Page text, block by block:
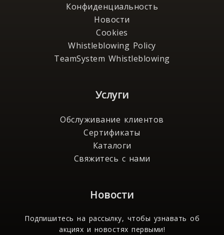
Конфиденциальность
Новости
Cookies
Whistleblowing Policy
TeamSystem Whistleblowing
Услуги
Обслуживание клиентов
Сертификаты
Каталоги
Свяжитесь с нами
Новости
Подпишитесь на рассылку, чтобы узнавать об
акциях и новостях первыми!